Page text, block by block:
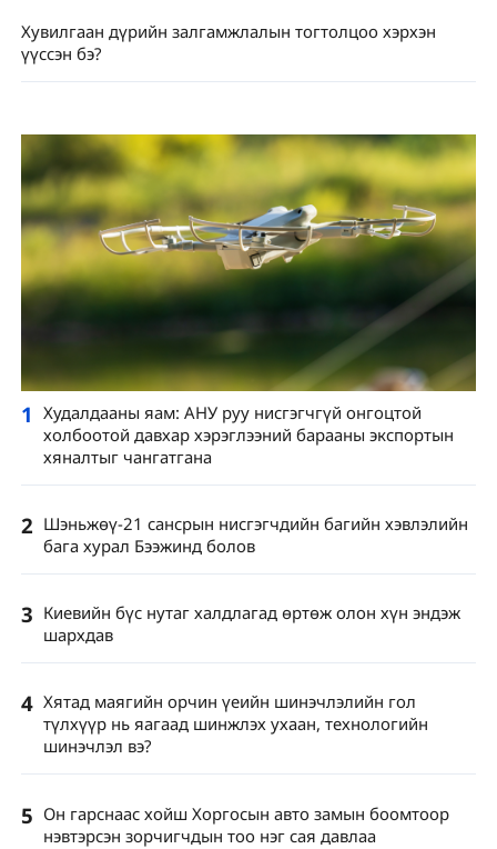
Хувилгаан дүрийн залгамжлалын тогтолцоо хэрхэн
үүссэн бэ?
1 Худалдааны яам: АНУ руу нисгэгчгүй онгоцтой
холбоотой давхар хэрэглээний барааны экспортын
хяналтыг чангатгана
2 Шэньжөү-21 сансрын нисгэгчдийн багийн хэвлэлийн
бага хурал Бээжинд болов
3 Киевийн бүс нутаг халдлагад өртөж олон хүн эндэж
шархдав
4 Хятад маягийн орчин үеийн шинэчлэлийн гол
түлхүүр нь яагаад шинжлэх ухаан, технологийн
шинэчлэл вэ?
5 Он гарснаас хойш Хоргосын авто замын боомтоор
нэвтэрсэн зорчигчдын тоо нэг сая давлаа